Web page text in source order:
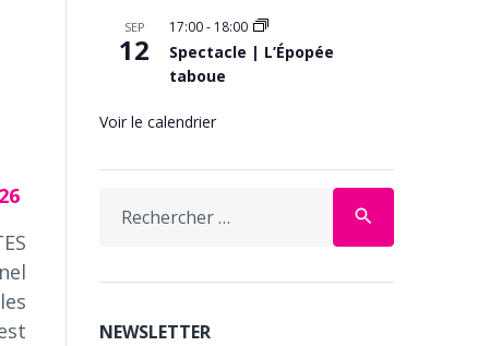
SEP
12
17:00- 18:00
Spectacle | L’Épopée
taboue
Voir le calendrier
for:
search
NEWSLETTER